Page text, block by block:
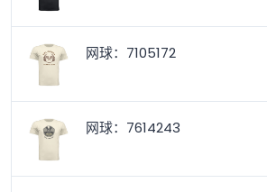
网球：7105172
网球：7614243